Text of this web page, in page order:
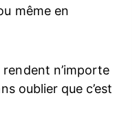
même en
n’importe
oublier que c’est